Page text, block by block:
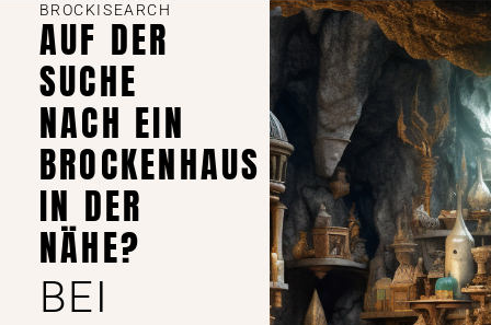
BROCKISEARCH
AUF DER
SUCHE
NACH EIN
BROCKENHAUS
IN DER
NÄHE?
BEI